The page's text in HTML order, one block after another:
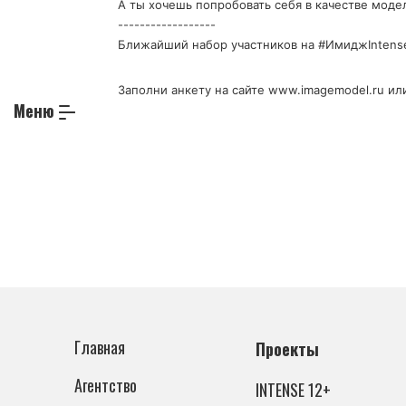
Меню
А ты хочешь попробовать себя в качестве
------------------
Ближайший набор участников на
Заполни анкету на сайте www.imagemodel.ru
Главная
Агентство
Проекты
INTENSE 12+